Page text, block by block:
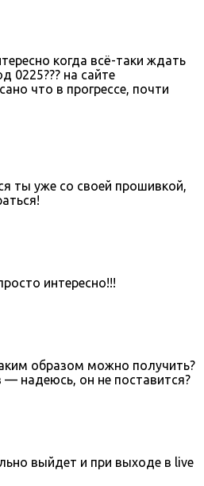
когда всё-таки ждать
0225??? на сайте
что в прогрессе, почти
ты уже со своей прошивкой,
интересно!!!
образом можно получить?
надеюсь, он не поставится?
выйдет и при выходе в live